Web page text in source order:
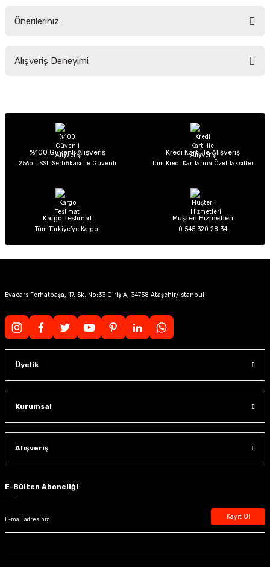
Önerileriniz
yetersiz gördüğünüz noktaları öneri formunu kullanarak tarafımıza
Ürün açıklamasında eksik bilgiler bulunuyor.
Ürün bilgilerinde hatalar bulunuyor.
Ürün fiyatı diğer sitelerden daha pahalı.
Alışveriş Deneyimi
Sitemize ilk yorumu siz yapın!
%100 Güvenli Alışveriş
256bit SSL Sertifikası ile Güvenli
Kredi Kartı ile Alışveriş
Tüm Kredi Kartlarına Özel Taksitler
Kargo Teslimat
Tüm Türkiye’ye Kargo!
Müşteri Hizmetleri
0 545 320 28 34
Evacars Ferhatpaşa, 17. Sk. No:33 Giriş A, 34758 Ataşehir/İstanbul
Üyelik
Kurumsal
Alışveriş
E-Bülten Aboneliği
Kayıt Ol